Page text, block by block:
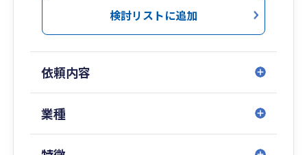
イスで、未来への不安を解消します。
営戦略に至るまで、幅広い専門知識をワンストッ
プで提供。お客様が新しい成長を迎え、その後も
継続的に発展していくための盤石な基盤づくりを
検討リストに追加
依頼内容
業種